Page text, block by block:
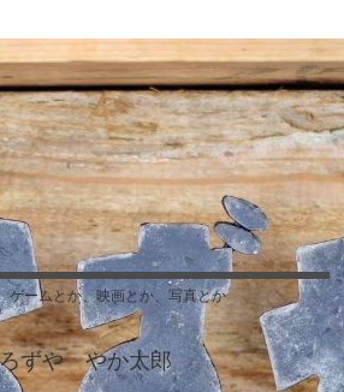
ゲームとか、映画とか、写真とか
ずや やか太郎